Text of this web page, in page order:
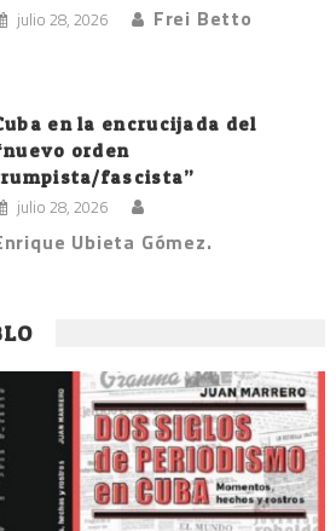
julio 28, 2026 Frei Betto
en la encrucijada del
orden
fascista”
julio 28, 2026
Ubieta Gómez.